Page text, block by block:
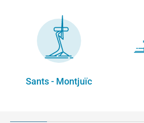
Sants - Montjuïc